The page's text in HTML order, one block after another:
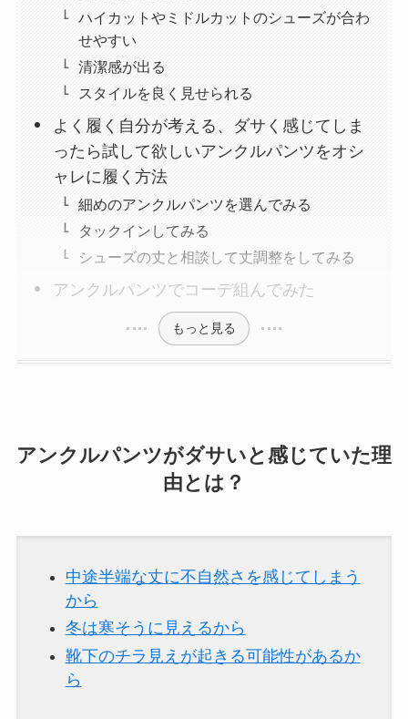
ハイカットやミドルカットのシューズが合わ
せやすい
清潔感が出る
スタイルを良く見せられる
よく履く自分が考える、ダサく感じてしま
ったら試して欲しいアンクルパンツをオシ
ャレに履く方法
細めのアンクルパンツを選んでみる
タックインしてみる
シューズの丈と相談して丈調整をしてみる
アンクルパンツでコーデ組んでみた
もっと見る
アンクルパンツがダサいと感じていた理
由とは？
中途半端な丈に不自然さを感じてしまう
から
冬は寒そうに見えるから
靴下のチラ見えが起きる可能性があるか
ら